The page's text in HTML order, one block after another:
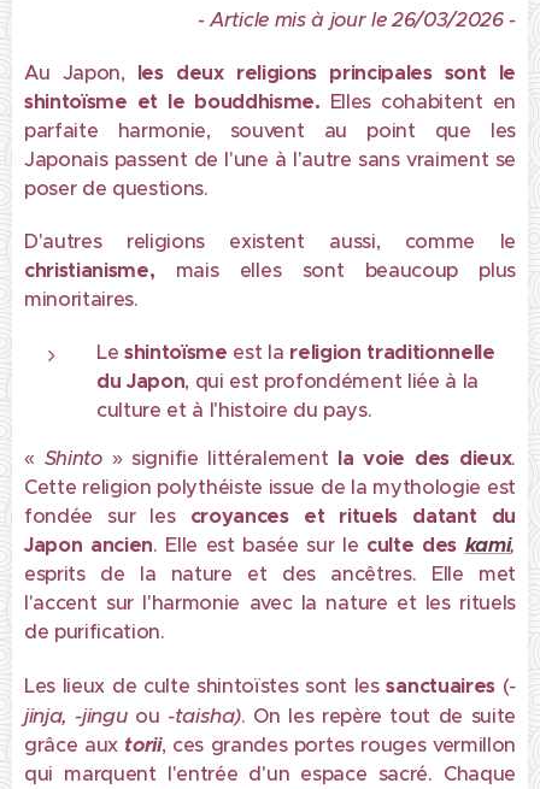
- Article mis à jour le 26/03/2026 -
Au Japon, les deux religions principales sont le
shintoïsme et le bouddhisme. Elles cohabitent en
parfaite harmonie, souvent au point que les
Japonais passent de l'une à l'autre sans vraiment se
poser de questions.
D'autres religions existent aussi, comme le
christianisme, mais elles sont beaucoup plus
minoritaires.
Leshintoïsme est la religion traditionnelle
du Japon, qui est profondément liée à la
culture et à l'histoire du pays.
« Shinto» signifie littéralement la voie des dieux.
Cette religion polythéiste issue de la mythologie est
fondée sur les croyances et rituels
datant du
Japon ancien. Elle est basée sur le culte des kami,
esprits de la nature et des ancêtres. Elle met
l'accent sur l'harmonie avec la nature et les rituels
de purification.
Les lieux de culte shintoïstes sont lessanctuaires (-
jinja, -jinguou -taisha). On les repère tout de suite
grâce aux torii, ces grandes portes rouges vermillon
qui marquent l'entrée d'un espace sacré. Chaque